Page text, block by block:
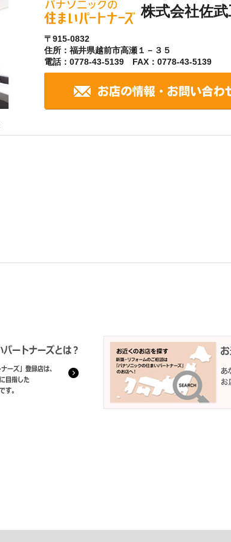
株式会社佐
〒915-0832
住所：福井県越前市高瀬１－３５
電話：0778-43-5139 FAX：0778-43-5139